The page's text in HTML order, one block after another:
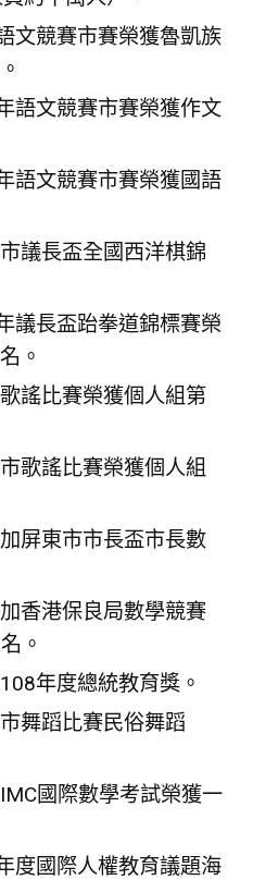
文競賽市賽榮獲魯凱族
語文競賽市賽榮獲作文
語文競賽市賽榮獲國語
議長盃全國西洋棋錦
議長盃跆拳道錦標賽榮
。
謠比賽榮獲個人組第
歌謠比賽榮獲個人組
屏東市市長盃市長數
香港保良局數學競賽
。
年度總統教育獎。
舞蹈比賽民俗舞蹈
國際數學考試榮獲一
度國際人權教育議題海